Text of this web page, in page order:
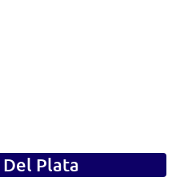
Plata